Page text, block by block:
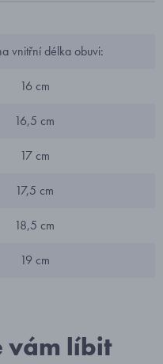
vnitřní délka obuvi:
16 cm
16,5 cm
17 cm
17,5 cm
18,5 cm
19 cm
vám líbit